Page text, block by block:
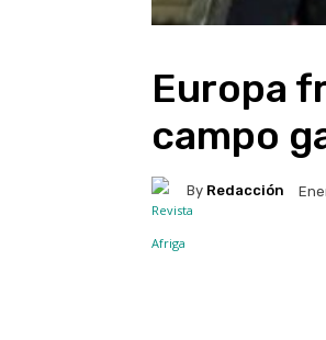
Europa
campo
By Redacción